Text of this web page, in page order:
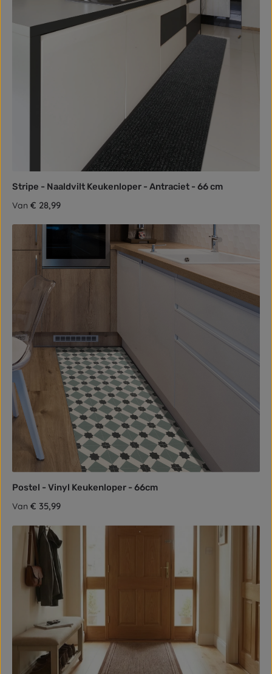
Stripe - Naaldvilt Keukenloper - Antraciet - 66 cm
Normale prijs:
Van € 28,99
Postel - Vinyl Keukenloper - 66cm
Normale prijs:
Van € 35,99